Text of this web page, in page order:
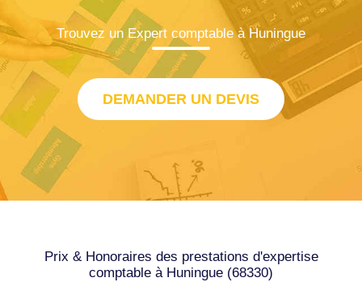
Trouvez un Expert comptable à Huningue
DEMANDER UN DEVIS
Prix & Honoraires des prestations d'expertise
comptable à Huningue (68330)